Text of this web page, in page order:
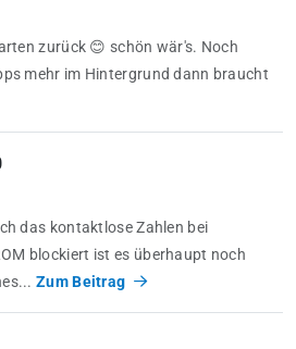
zurück 😊 schön wär's. Noch
mehr im Hintergrund dann braucht
das kontaktlose Zahlen bei
blockiert ist es überhaupt noch
Zum Beitrag